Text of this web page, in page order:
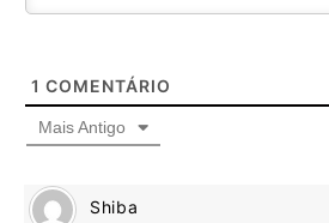
1 COMENTÁRIO
Mais Antigo
Shiba